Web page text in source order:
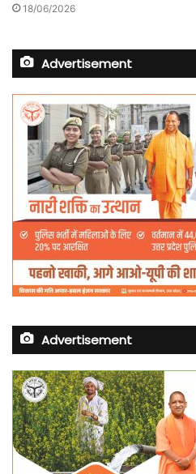
18/06/2026
Advertisement
Advertisement